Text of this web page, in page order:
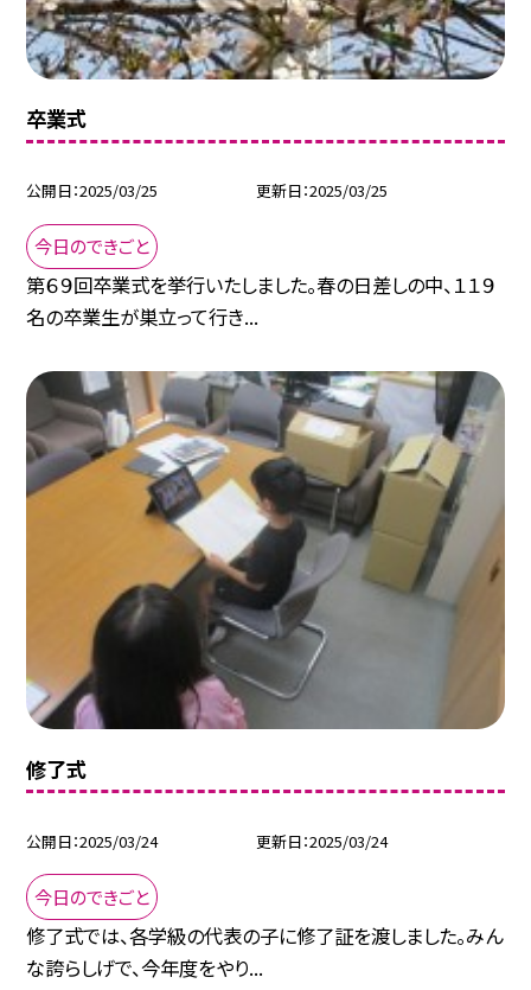
卒業式
公開日 2025/03/25 更新日 2025/03/25
今日のできごと
第６９回卒業式を挙行いたしました。春の日差しの中、１１９
名の卒業生が巣立って行き...
修了式
公開日 2025/03/24 更新日 2025/03/24
今日のできごと
修了式では、各学級の代表の子に修了証を渡しました。みん
な誇らしげで、今年度をやり...